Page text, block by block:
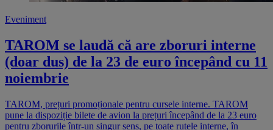
Eveniment
TAROM se laudă că are zboruri interne
(doar dus) de la 23 de euro începând cu 11
noiembrie
TAROM, prețuri promoționale pentru cursele interne. TAROM
pune la dispoziție bilete de avion la prețuri începând de la 23 euro
pentru zborurile într-un singur sens, pe toate rutele interne, în